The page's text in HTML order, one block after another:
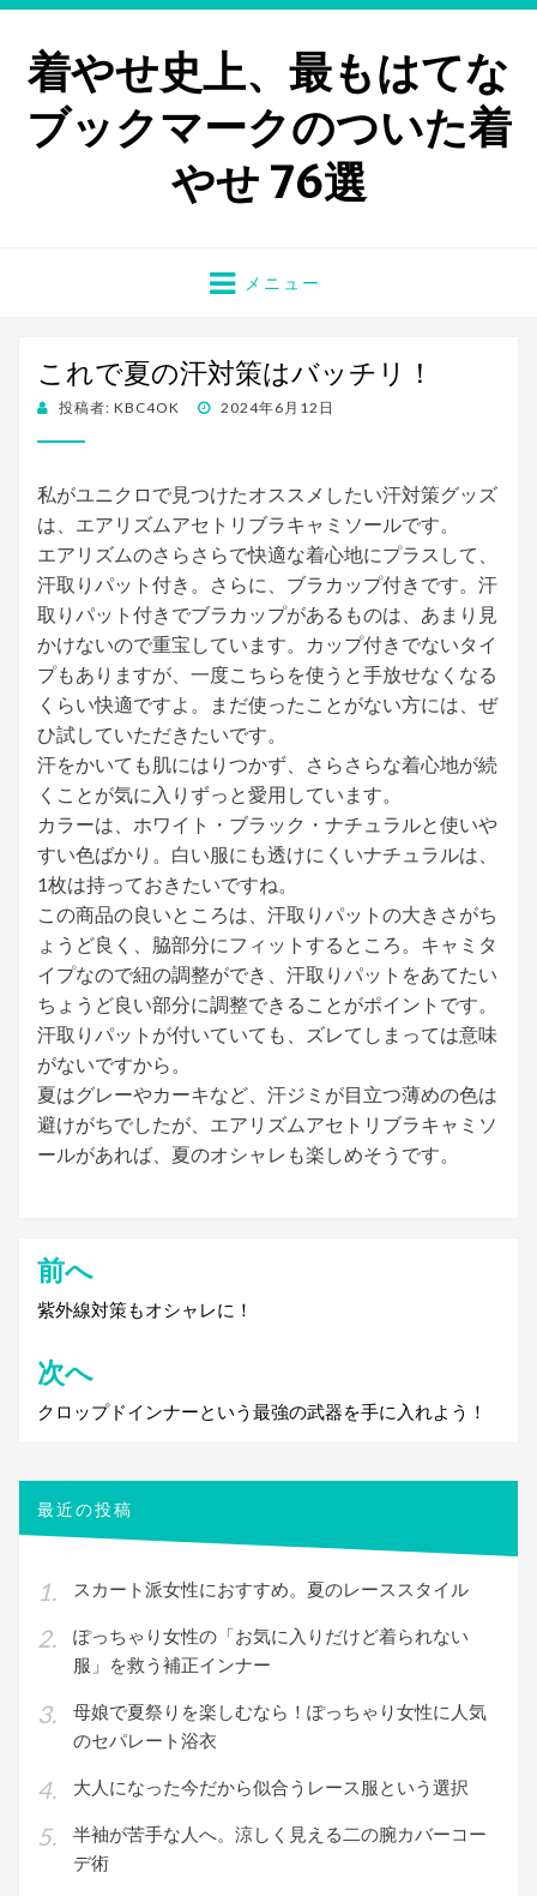
着やせ史上、最もはてな
ブックマークのついた着
やせ 76選
メニュー
これで夏の汗対策はバッチリ！
投稿者: KBC4OK
投 2024年6月12日
私がユニクロで見つけたオススメしたい汗対策グッズ
は、エアリズムアセトリブラキャミソールです。
エアリズムのさらさらで快適な着心地にプラスして、
汗取りパット付き。さらに、ブラカップ付きです。汗
取りパット付きでブラカップがあるものは、あまり見
かけないので重宝しています。カップ付きでないタイ
プもありますが、一度こちらを使うと手放せなくなる
くらい快適ですよ。まだ使ったことがない方には、ぜ
ひ試していただきたいです。
汗をかいても肌にはりつかず、さらさらな着心地が続
くことが気に入りずっと愛用しています。
カラーは、ホワイト・ブラック・ナチュラルと使いや
すい色ばかり。白い服にも透けにくいナチュラルは、
1枚は持っておきたいですね。
この商品の良いところは、汗取りパットの大きさがち
ょうど良く、脇部分にフィットするところ。キャミタ
イプなので紐の調整ができ、汗取りパットをあてたい
ちょうど良い部分に調整できることがポイントです。
汗取りパットが付いていても、ズレてしまっては意味
がないですから。
夏はグレーやカーキなど、汗ジミが目立つ薄めの色は
避けがちでしたが、エアリズムアセトリブラキャミソ
ールがあれば、夏のオシャレも楽しめそうです。
投
稿
ナ
ビ
ー
シ
ン
前へ
紫外線対策もオシャレに！
次へ
クロップドインナーという最強の武器を手に入れよう！
最近の投稿
スカート派女性におすすめ。夏のレーススタイル
ぽっちゃり女性の「お気に入りだけど着られない
服」を救う補正インナー
母娘で夏祭りを楽しむなら！ぽっちゃり女性に人気
のセパレート浴衣
大人になった今だから似合うレース服という選択
半袖が苦手な人へ。涼しく見える二の腕カバーコー
デ術